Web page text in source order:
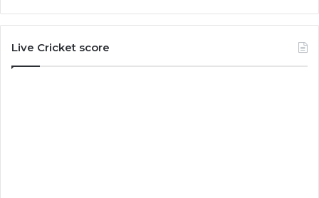
Live Cricket score